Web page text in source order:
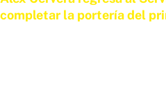
completar la portería del